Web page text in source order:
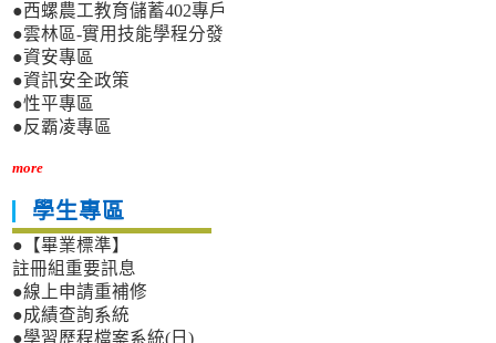
●西螺農工教育儲蓄402專戶
●雲林區-實用技能學程分發
●資安專區
●資訊安全政策
●性平專區
●反霸凌專區
more
學生專區
●【畢業標準】
註冊組重要訊息
●線上申請重補修
●成績查詢系統
●學習歷程檔案系統(日)